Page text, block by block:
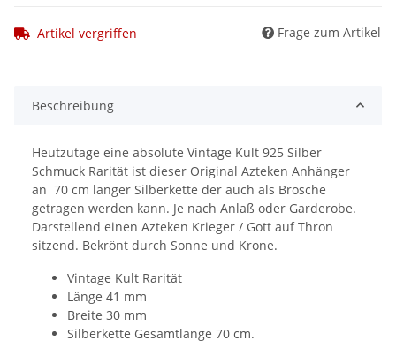
Artikel vergriffen Frage zum Artikel
Beschreibung
Heutzutage eine absolute Vintage Kult 925 Silber
Schmuck Rarität ist dieser Original Azteken Anhänger
an 70 cm langer Silberkette der auch als Brosche
getragen werden kann. Je nach Anlaß oder Garderobe.
Darstellend einen Azteken Krieger / Gott auf Thron
sitzend. Bekrönt durch Sonne und Krone.
Vintage Kult Rarität
Länge 41 mm
Breite 30 mm
Silberkette Gesamtlänge 70 cm.